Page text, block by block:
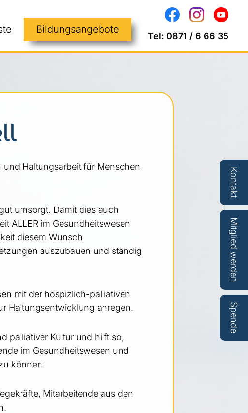
Tel: 0871 / 6 66 35
Bildungsangebote
Haltungsarbeit für Menschen
umsorgt. Damit dies auch
ALLER im Gesundheitswesen
diesem Wunsch
auszubauen und ständig
mit der hospizlich-palliativen
Haltungsentwicklung anregen.
palliativer Kultur und hilft so,
im Gesundheitswesen und
können.
Mitarbeitende aus den
Kontakt
Mitglied werden
Spende